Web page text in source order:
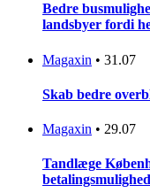
Bedre
landsbyer fordi
Magaxin • 31.07
Skab bedre
Magaxin • 29.07
Tandlæge